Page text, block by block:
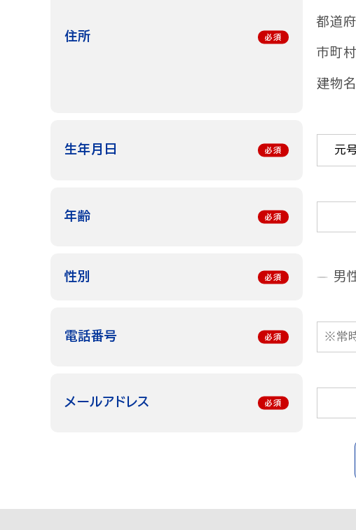
住所
都道
市町
建物
生年月日
年齢
性別 男
電話番号
メールアドレス